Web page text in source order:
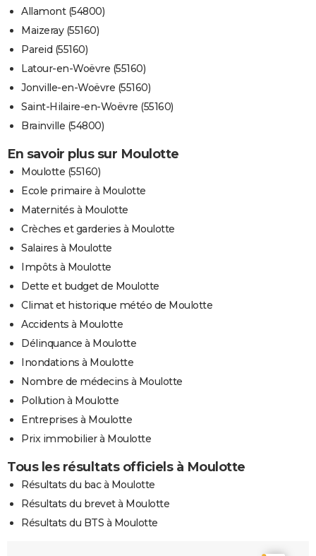
Allamont (54800)
Maizeray (55160)
Pareid (55160)
Latour-en-Woëvre (55160)
Jonville-en-Woëvre (55160)
Saint-Hilaire-en-Woëvre (55160)
Brainville (54800)
En savoir plus sur Moulotte
Moulotte (55160)
Ecole primaire à Moulotte
Maternités à Moulotte
Crèches et garderies à Moulotte
Salaires à Moulotte
Impôts à Moulotte
Dette et budget de Moulotte
Climat et historique météo de Moulotte
Accidents à Moulotte
Délinquance à Moulotte
Inondations à Moulotte
Nombre de médecins à Moulotte
Pollution à Moulotte
Entreprises à Moulotte
Prix immobilier à Moulotte
Tous les résultats officiels à Moulotte
Résultats du bac à Moulotte
Résultats du brevet à Moulotte
Résultats du BTS à Moulotte